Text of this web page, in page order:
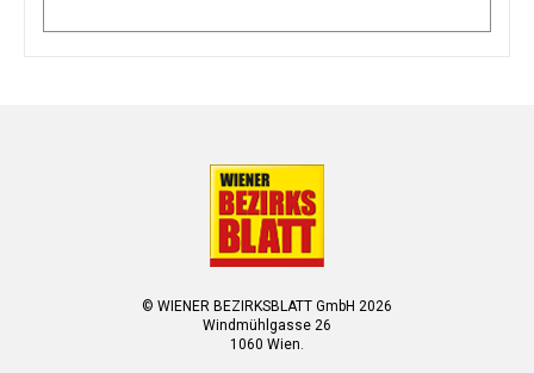
© WIENER BEZIRKSBLATT GmbH 2026
Windmühlgasse 26
1060 Wien.